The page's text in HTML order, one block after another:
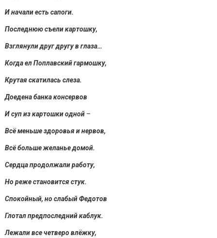
И начали есть сапоги.
Последнюю съели картошку,
Взглянули друг другу в глаза…
Когда ел Поплавский гармошку,
Крутая скатилась слеза.
Доедена банка консервов
И суп из картошки одной –
Всё меньше здоровья и нервов,
Всё больше желанье домой.
Сердца продолжали работу,
Но реже становится стук.
Спокойный, но слабый Федотов
Глотал предпоследний каблук.
Лежали все четверо влёжку,